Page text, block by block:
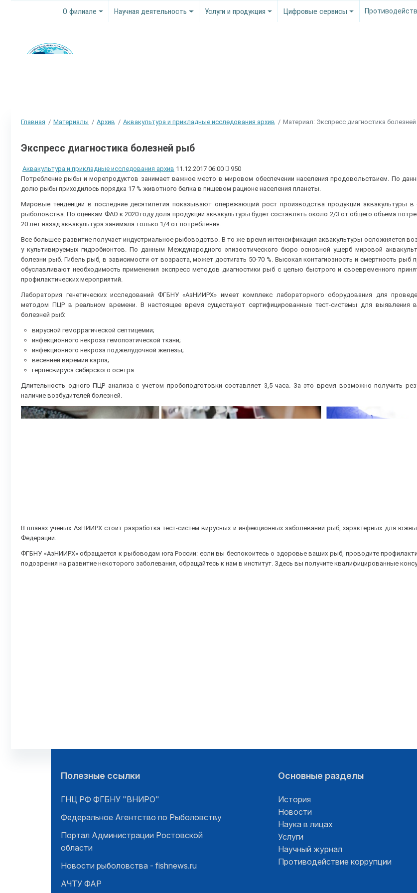
О филиале Научная деятельность Услуги и продукция Цифровые сервисы
Главная Материалы Архив Аквакультура и прикладные исследования архив Материал: Экспресс диагностика
Экспресс диагностика болезней рыб
Аквакультура и прикладные исследования архив 11.12.2017 06:00
950
Потребление рыбы и морепродуктов занимает важное место в мировом обеспечении населения продовольствием. По
долю рыбы приходилось порядка 17 % животного белка в пищевом рационе населения планеты.
Мировые тенденции в последние десятилетия показывают опережающий рост производства продукции аквакультуры в
рыболовства. По оценкам ФАО к 2020 году доля продукции аквакультуры будет составлять около 2/3 от общего объема
20 лет назад аквакультура занимала только 1/4 от потребления.
Все большее развитие получает индустриальное рыбоводство. В то же время интенсификация аквакультуры осложняется
у культивируемых гидробионтов. По данным Международного эпизоотического бюро основной ущерб мировой
болезни рыб. Гибель рыб, в зависимости от возраста, может достигать 50-70 %. Высокая контагиозность и смертность рыб
обуславливают необходимость применения экспресс методов диагностики рыб с целью быстрого и своевременного
профилактических мероприятий.
Лаборатория генетических исследований ФГБНУ «АзНИИРХ» имеет комплекс лабораторного оборудования для
методом ПЦР в реальном времени. В настоящее время существуют сертифицированные тест-системы для выявления
болезней рыб:
вирусной геморрагической септицемии;
инфекционного некроза гемопоэтической ткани;
инфекционного некроза поджелудочной железы;
весенней виремии карпа;
герпесвируса сибирского осетра.
Длительность одного ПЦР анализа с учетом пробоподготовки составляет 3,5 часа. За это время возможно получить
наличие возбудителей болезней.
В планах ученых АзНИИРХ стоит разработка тест-систем вирусных и инфекционных заболеваний рыб, характерных для
Федерации.
ФГБНУ «АзНИИРХ» обращается к рыбоводам юга России: если вы беспокоитесь о здоровье ваших рыб, проводите
подозрения на развитие некоторого заболевания, обращайтесь к нам в институт. Здесь вы получите квалифицированные
Полезные ссылки
ГНЦ РФ ФГБНУ "ВНИРО"
Федеральное Агентство по Рыболовству
Портал Администрации Ростовской
области
Новости рыболовства - fishnews.ru
АЧТУ ФАР
Основные разделы
История
Новости
Наука в лицах
Услуги
Научный журнал
Противодействие коррупции